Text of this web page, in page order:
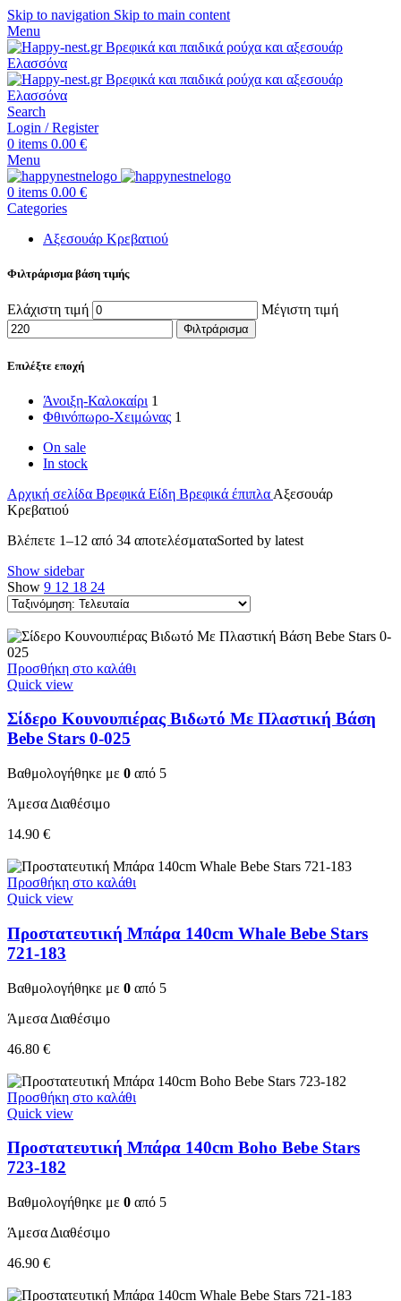
Skip to navigation Skip to main content
Menu
Search
Login / Register
0 items 0.00 €
Menu
0 items 0.00 €
Categories
Αξεσουάρ Κρεβατιού
Φιλτράρισμα βάση τιμής
Ελάχιστη τιμή Μέγιστη τιμή
Φιλτράρισμα
Επιλέξτε εποχή
Άνοιξη-Καλοκαίρι 1
Φθινόπωρο-Χειμώνας 1
On sale
In stock
Αρχική σελίδα Βρεφικά Είδη Βρεφικά έπιπλα Αξεσουάρ
Κρεβατιού
Βλέπετε 1–12 από 34 αποτελέσματαSorted by latest
Show sidebar
Show 9 12 18 24
Προσθήκη στο καλάθι
Quick view
Σίδερο Κουνουπιέρας Βιδωτό Με Πλαστική Βάση
Bebe Stars 0-025
Βαθμολογήθηκε με 0 από 5
Άμεσα Διαθέσιμο
14.90 €
Προσθήκη στο καλάθι
Quick view
Προστατευτική Μπάρα 140cm Whale Bebe Stars
721-183
Βαθμολογήθηκε με 0 από 5
Άμεσα Διαθέσιμο
46.80 €
Προσθήκη στο καλάθι
Quick view
Προστατευτική Μπάρα 140cm Boho Bebe Stars
723-182
Βαθμολογήθηκε με 0 από 5
Άμεσα Διαθέσιμο
46.90 €